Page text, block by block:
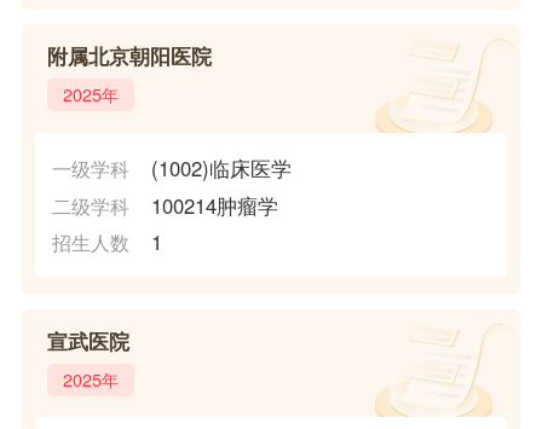
附属北京朝阳医院
2025年
一级学科 (1002)临床医学
二级学科 100214肿瘤学
招生人数 1
宣武医院
2025年